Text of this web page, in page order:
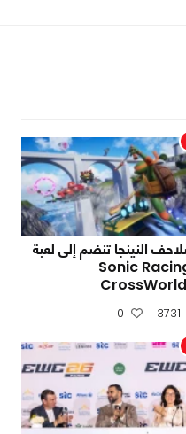
النينجا تنضم إلى لعبة
Sonic
3731
0